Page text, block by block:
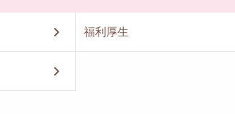
福利厚生